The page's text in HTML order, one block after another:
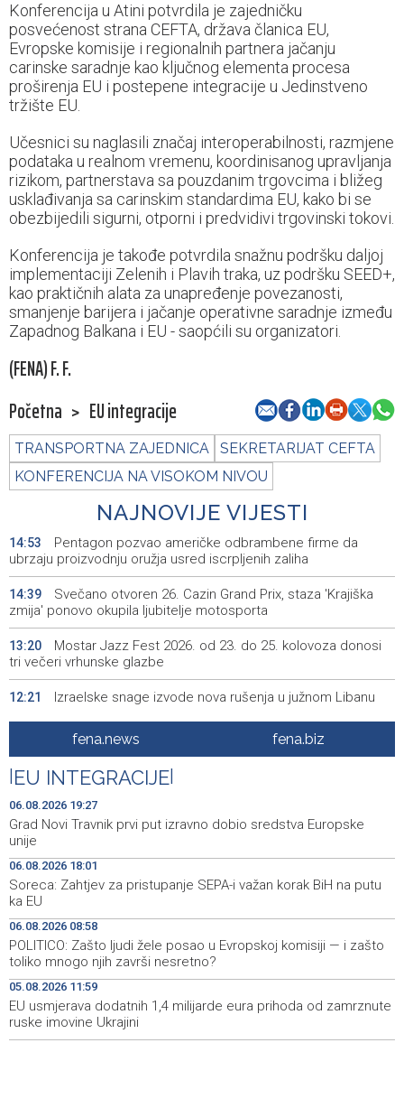
Konferencija u Atini potvrdila je zajedničku
posvećenost strana CEFTA, država članica EU,
Evropske komisije i regionalnih partnera jačanju
carinske saradnje kao ključnog elementa procesa
proširenja EU i postepene integracije u Jedinstveno
tržište EU.
Učesnici su naglasili značaj interoperabilnosti, razmjene
podataka u realnom vremenu, koordinisanog upravljanja
rizikom, partnerstava sa pouzdanim trgovcima i bližeg
usklađivanja sa carinskim standardima EU, kako bi se
obezbijedili sigurni, otporni i predvidivi trgovinski tokovi.
Konferencija je takođe potvrdila snažnu podršku daljoj
implementaciji Zelenih i Plavih traka, uz podršku SEED+,
kao praktičnih alata za unapređenje povezanosti,
smanjenje barijera i jačanje operativne saradnje između
Zapadnog Balkana i EU - saopćili su organizatori.
(FENA) F. F.
Početna > EU integracije
TRANSPORTNA ZAJEDNICA
SEKRETARIJAT CEFTA
KONFERENCIJA NA VISOKOM NIVOU
NAJNOVIJE VIJESTI
14:53
Pentagon pozvao američke odbrambene firme da
ubrzaju proizvodnju oružja usred iscrpljenih zaliha
14:39
Svečano otvoren 26. Cazin Grand Prix, staza 'Krajiška
zmija' ponovo okupila ljubitelje motosporta
13:20
Mostar Jazz Fest 2026. od 23. do 25. kolovoza donosi
tri večeri vrhunske glazbe
12:21 Izraelske snage izvode nova rušenja u južnom Libanu
Mještani Kola prikupili 3.000 KM za 'Kuću nade' u
11:37
Sutra u Sarajevu akcija darivanja krvi - Daruj krv, budi
opet njihov heroj
11:17
BiH među zapaženijim učesnicima CIGRE u Parizu - AI i
energetska tranzicija u fokusu
10:28
Pezer već sutra nastupa u kvalifikacijama, vjeruje da će i
navečer biti u finalu EP-a u Birminghamu
10:16
Ballian: Neopravdana sječa stabala a grad zbog manjka
drveća sve topliji
10:09
FBiH nema objedinjene podatke o povučenom i
uništenom mesu, prekršaji utvrđeni u 40 kontrola
fena.news fena.biz
EU INTEGRACIJE
06.08.2026 19:27
Grad Novi Travnik prvi put izravno dobio sredstva Europske
unije
06.08.2026 18:01
Soreca: Zahtjev za pristupanje SEPA-i važan korak BiH na putu
ka EU
06.08.2026 08:58
POLITICO: Zašto ljudi žele posao u Evropskoj komisiji — i zašto
toliko mnogo njih završi nesretno?
05.08.2026 11:59
EU usmjerava dodatnih 1,4 milijarde eura prihoda od zamrznute
ruske imovine Ukrajini